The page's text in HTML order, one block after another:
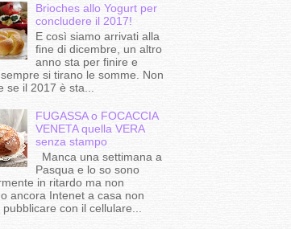
Brioches allo Yogurt per
concludere il 2017!
E così siamo arrivati alla
fine di dicembre, un altro
anno sta per finire e
si tirano le somme. Non
se il 2017 è sta...
FUGASSA o FOCACCIA
VENETA quella VERA
senza stampo
Manca una settimana a
Pasqua e lo so sono
in ritardo ma non
ancora Intenet a casa non
con il cellulare...